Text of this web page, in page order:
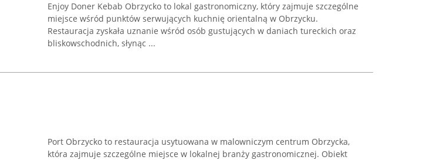
Enjoy Doner Kebab Obrzycko to lokal gastronomiczny, który zajmuje szczególne
miejsce wśród punktów serwujących kuchnię orientalną w Obrzycku.
Restauracja zyskała uznanie wśród osób gustujących w daniach tureckich oraz
bliskowschodnich, słynąc ...
Port Obrzycko to restauracja usytuowana w malowniczym centrum Obrzycka,
która zajmuje szczególne miejsce w lokalnej branży gastronomicznej. Obiekt